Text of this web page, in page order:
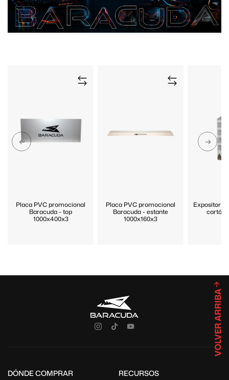
Placa PVC promocional
Baracuda - top
1000x400x3
Placa PVC promocional
Baracuda - estante
1000x160x3
Expositor
cartón
DÓNDE COMPRAR
RECURSOS
VOLVER ARRIBA